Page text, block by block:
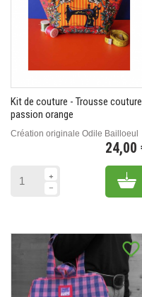
Kit de couture - Trousse couture
passion orange
Création originale Odile Bailloeul
24,00
favorite_border